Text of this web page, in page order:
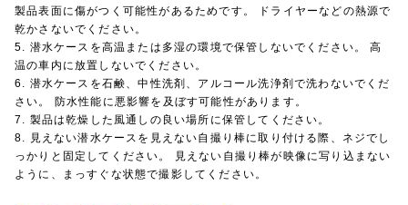
製品表面に傷がつく可能性があるためです。 ドライヤーなどの熱源で
乾かさないでください。
5. 潜水ケースを高温または多湿の環境で保管しないでください。 高
温の車内に放置しないでください。
6. 潜水ケースを石鹸、中性洗剤、アルコール洗浄剤で洗わないでくだ
さい。 防水性能に悪影響を及ぼす可能性があります。
7. 製品は乾燥した風通しの良い場所に保管してください。
8. 見えない潜水ケースを見えない自撮り棒に取り付ける際、ネジでし
っかりと固定してください。 見えない自撮り棒が映像に写り込まない
ように、まっすぐな状態で撮影してください。